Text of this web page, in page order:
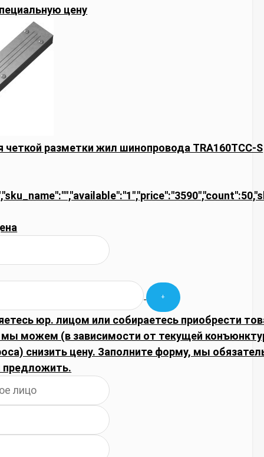
цену
четкой разметки жил шинопровода TRA160TCC-S
юр. лицом или собираетесь приобрести
мы можем (в зависимости от текущей
снизить цену. Заполните форму, мы